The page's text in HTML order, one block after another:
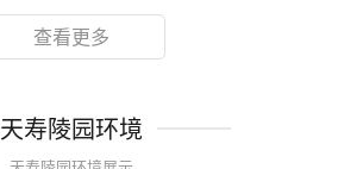
查看更多
天寿陵园环境